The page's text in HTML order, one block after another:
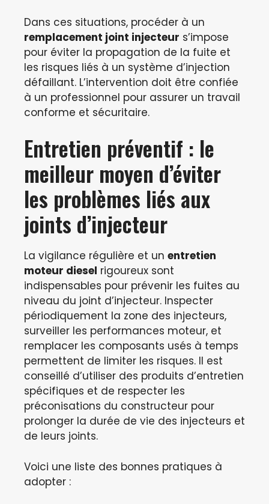
Dans ces situations, procéder à un
remplacement joint injecteur s’impose
pour éviter la propagation de la fuite et
les risques liés à un système d’injection
défaillant. L’intervention doit être confiée
à un professionnel pour assurer un travail
conforme et sécuritaire.
Entretien préventif : le
meilleur moyen d’éviter
les problèmes liés aux
joints d’injecteur
La vigilance régulière et un entretien
moteur diesel rigoureux sont
indispensables pour prévenir les fuites au
niveau du joint d’injecteur. Inspecter
périodiquement la zone des injecteurs,
surveiller les performances moteur, et
remplacer les composants usés à temps
permettent de limiter les risques. Il est
conseillé d’utiliser des produits d’entretien
spécifiques et de respecter les
préconisations du constructeur pour
prolonger la durée de vie des injecteurs et
de leurs joints.
Voici une liste des bonnes pratiques à
adopter :